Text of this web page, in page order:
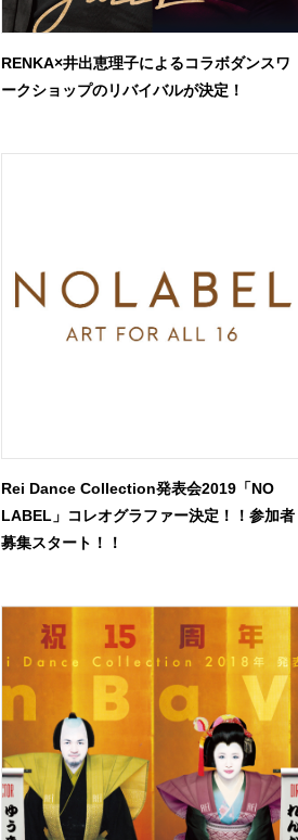
RENKA×井出恵理子によるコラボダンスワ
ークショップのリバイバルが決定！
Rei Dance Collection発表会2019「NO
LABEL」コレオグラファー決定！！参加者
募集スタート！！